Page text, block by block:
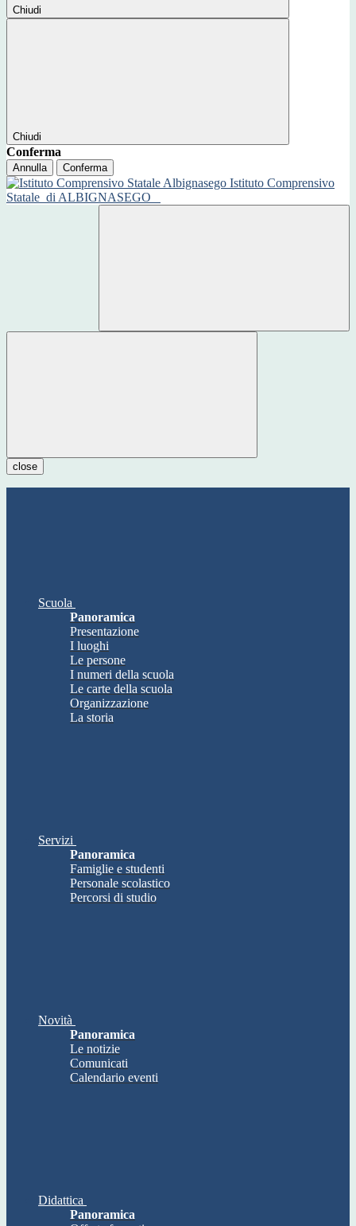
Chiudi
Chiudi
Conferma
Annulla Conferma
Istituto Comprensivo
Statale di ALBIGNASEGO
close
Scuola
Panoramica
Presentazione
I luoghi
Le persone
I numeri della scuola
Le carte della scuola
Organizzazione
La storia
Servizi
Panoramica
Famiglie e studenti
Personale scolastico
Percorsi di studio
Novità
Panoramica
Le notizie
Comunicati
Calendario eventi
Didattica
Panoramica